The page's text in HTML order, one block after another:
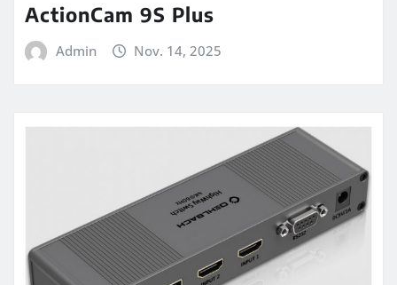
ActionCam 9S Plus
Admin Nov. 14, 2025